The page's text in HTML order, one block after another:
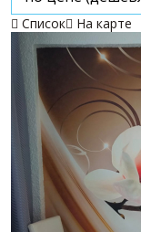
 Список На карте